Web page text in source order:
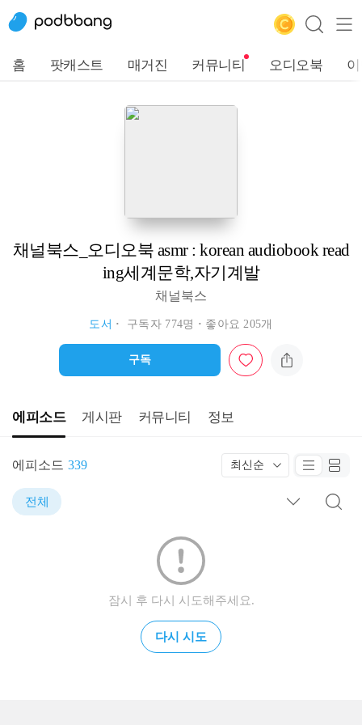
홈 팟캐스트 매거진 커뮤니티 오디오북
채널북스_오디오북 asmr : korean audiobook read
ing세계문학,자기계발
채널북스
도서 구독자 774명 좋아요 205개
구독
에피소드 게시판 커뮤니티 정보
에피소드 339 최신순
전체
잠시 후 다시 시도해주세요.
다시 시도